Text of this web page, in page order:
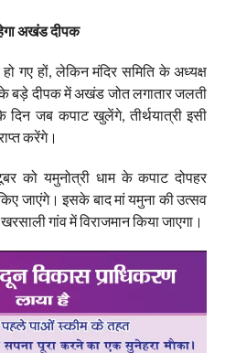
अखंड दीपक
गए हों, लेकिन मंदिर समिति के अध्यक्ष
के बड़े दीपक में अखंड जोत लगातार जलती
दिन जब कपाट खुलेंगे, तीर्थयात्री इसी
करेंगे।
को यमुनोत्री धाम के कपाट दोपहर
जाएंगे। इसके बाद मां यमुना की उत्सव
गांव में विराजमान किया जाएगा।